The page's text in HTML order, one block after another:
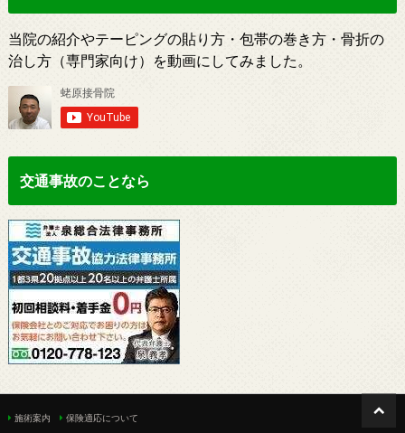
当院の紹介やテーピングの貼り方・包帯の巻き方・骨折の
治し方（専門家向け）を動画にしてみました。
交通事故のことなら
施術案内 保険適応について